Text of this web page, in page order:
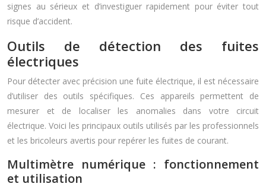
signes au sérieux et d’investiguer rapidement pour éviter tout
risque d’accident.
Outils de détection des fuites
électriques
Pour détecter avec précision une fuite électrique, il est nécessaire
d’utiliser des outils spécifiques. Ces appareils permettent de
mesurer et de localiser les anomalies dans votre circuit
électrique. Voici les principaux outils utilisés par les professionnels
et les bricoleurs avertis pour repérer les fuites de courant.
Multimètre numérique : fonctionnement
et utilisation